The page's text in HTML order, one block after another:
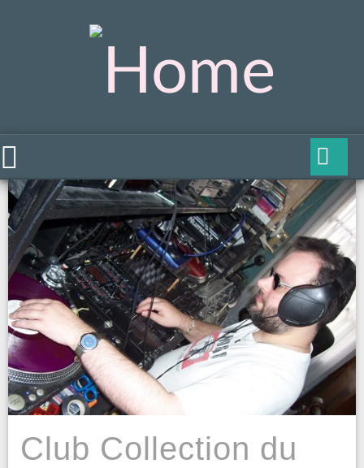
Club Collection du